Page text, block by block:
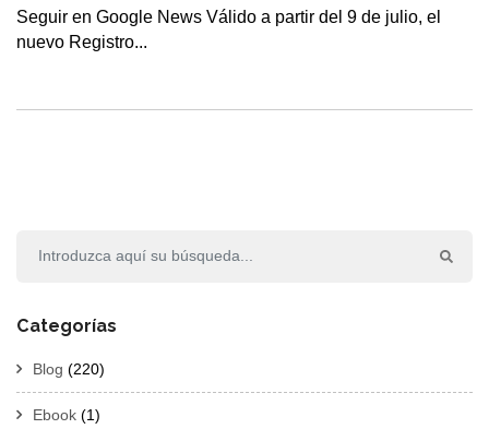
Seguir en Google News Válido a partir del 9 de julio, el
nuevo Registro...
Categorías
Blog (220)
Ebook (1)